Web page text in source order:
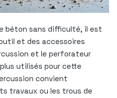
béton sans difficulté, il est
et des accessoires
et le perforateur
utilisés pour cette
convient
travaux ou les trous de